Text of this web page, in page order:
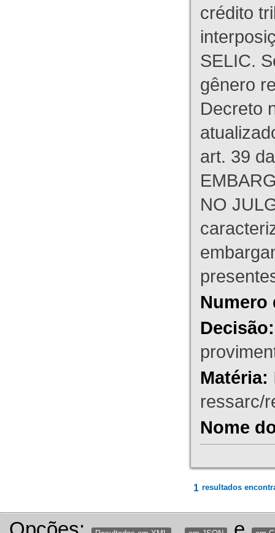
crédito
SELIC.
gênero
Decreto
art. 39
NO
Numero
Decisão:
Matéria:
ressarc/
Nome
1 resultados